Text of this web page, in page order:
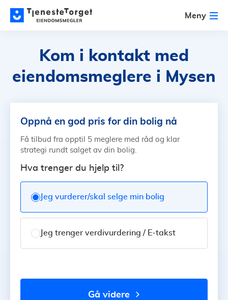
Meny
Kom i kontakt med
eiendomsmeglere i Mysen
Oppnå en god pris for din bolig nå
Få tilbud fra opptil 5 meglere med råd og klar
strategi rundt salget av din bolig.
Hva trenger du hjelp til?
Jeg vurderer/skal selge min bolig
Jeg trenger verdivurdering / E-takst
gå videre